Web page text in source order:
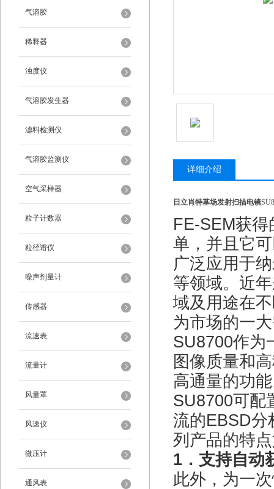
气溶胶
稀释器
浊度仪
气溶胶发生器
滤料检测仪
气溶胶监测仪
空气采样器
粒子计数器
粒径谱仪
噪声剂量计
传感器
流速表
流量计
风量罩
风速仪
微压计
通风表
详细介绍
日立肖特基场发射扫描电镜
FE-SEM获得
单，并且它
广泛应用于
等领域。近
域及用途在
为市场的一
SU8700作为
图像质量和
高通量的功
SU8700可配
流的EBSD分
列产品的特
1 ．支持自动
此外，为一